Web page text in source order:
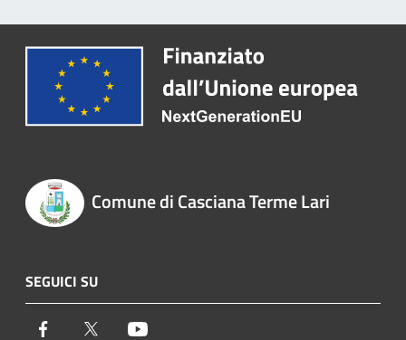
Comune di Casciana Terme Lari
SEGUICI SU
Facebook Twitter